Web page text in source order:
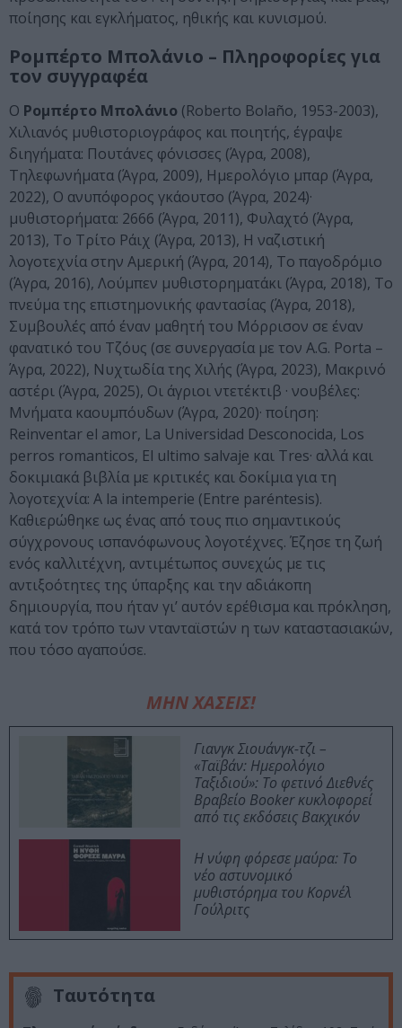
ποίησης και εγκλήματος, ηθικής και κυνισμού.
Ρομπέρτο Μπολάνιο – Πληροφορίες για
τον συγγραφέα
Ο Ρομπέρτο Μπολάνιο (Roberto Bolaño, 1953-2003),
Χιλιανός μυθιστοριογράφος και ποιητής, έγραψε
διηγήματα: Πουτάνες φόνισσες (Άγρα, 2008),
Τηλεφωνήματα (Άγρα, 2009), Ημερολόγιο μπαρ (Άγρα,
2022), Ο ανυπόφορος γκάουτσο (Άγρα, 2024)·
μυθιστορήματα: 2666 (Άγρα, 2011), Φυλαχτό (Άγρα,
2013), Το Τρίτο Ράιχ (Άγρα, 2013), Η ναζιστική
λογοτεχνία στην Αμερική (Άγρα, 2014), Το παγοδρόμιο
(Άγρα, 2016), Λούμπεν μυθιστορηματάκι (Άγρα, 2018), Το
πνεύμα της επιστημονικής φαντασίας (Άγρα, 2018),
Συμβουλές από έναν μαθητή του Μόρρισον σε έναν
φανατικό του Τζόυς (σε συνεργασία με τον A.G. Porta –
Άγρα, 2022), Νυχτωδία της Χιλής (Άγρα, 2023), Μακρινό
αστέρι (Άγρα, 2025), Οι άγριοι ντετέκτιβ · νουβέλες:
Μνήματα καουμπόυδων (Άγρα, 2020)· ποίηση:
Reinventar el amor, La Universidad Desconocida, Los
perros romanticos, El ultimo salvaje και Tres· αλλά και
δοκιμιακά βιβλία με κριτικές και δοκίμια για τη
λογοτεχνία: A la intemperie (Entre paréntesis).
Καθιερώθηκε ως ένας από τους πιο σημαντικούς
σύγχρονους ισπανόφωνους λογοτέχνες. Έζησε τη ζωή
ενός καλλιτέχνη, αντιμέτωπος συνεχώς με τις
αντιξοότητες της ύπαρξης και την αδιάκοπη
δημιουργία, που ήταν γι’ αυτόν ερέθισμα και πρόκληση,
κατά τον τρόπο των ντανταϊστών η των καταστασιακών,
που τόσο αγαπούσε.
ΜΗΝ ΧΑΣΕΙΣ!
Γιανγκ Σιουάνγκ-τζι –
«Ταϊβάν: Ημερολόγιο
Ταξιδιού»: Το φετινό Διεθνές
Βραβείο Booker κυκλοφορεί
από τις εκδόσεις Βακχικόν
Η νύφη φόρεσε μαύρα: Το
νέο αστυνομικό
μυθιστόρημα του Κορνέλ
Γούλριτς
Ταυτότητα